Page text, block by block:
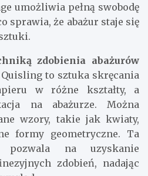
umożliwia pełną swobodę
sprawia, że abażur staje się
zdobienia abażurów
to sztuka skręcania
w różne kształty, a
na abażurze. Można
wzory, takie jak kwiaty,
formy geometryczne. Ta
pozwala na uzyskanie
zdobień, nadając